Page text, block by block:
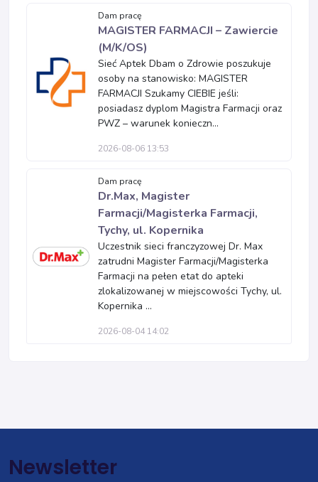
Dam pracę
MAGISTER FARMACJI – Zawiercie
(M/K/OS)
Sieć Aptek Dbam o Zdrowie poszukuje
osoby na stanowisko: MAGISTER
FARMACJI Szukamy CIEBIE jeśli:
posiadasz dyplom Magistra Farmacji oraz
PWZ – warunek konieczn...
2026-08-06 13:53
Dam pracę
Dr.Max, Magister
Farmacji/Magisterka Farmacji,
Tychy, ul. Kopernika
Uczestnik sieci franczyzowej Dr. Max
zatrudni Magister Farmacji/Magisterka
Farmacji na pełen etat do apteki
zlokalizowanej w miejscowości Tychy, ul.
Kopernika ...
2026-08-04 14:02
Newsletter